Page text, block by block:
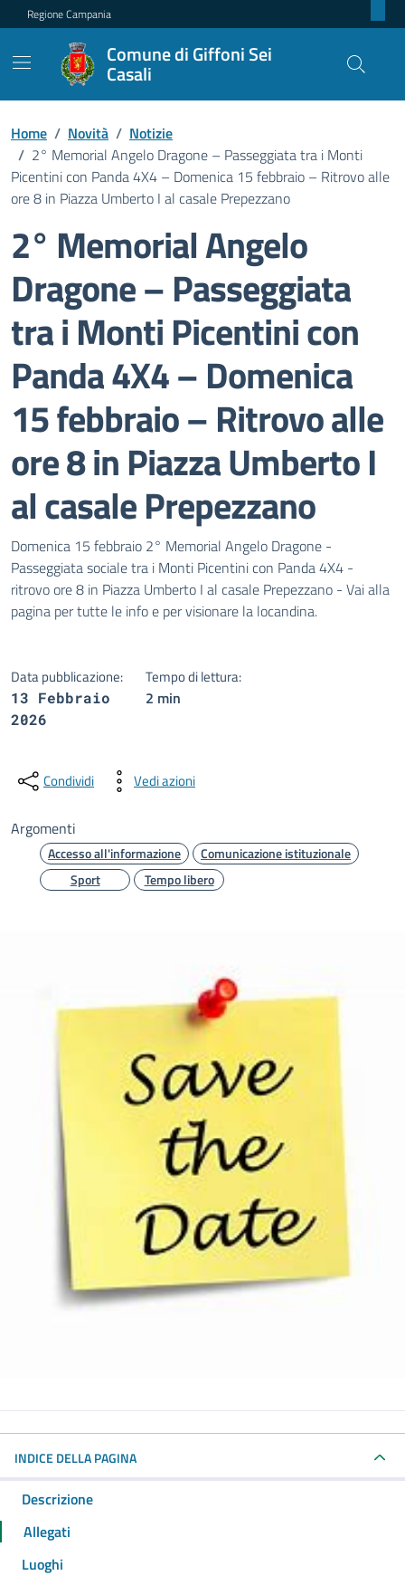
Regione Campania
Comune di Giffoni Sei
Casali
Home / Novità / Notizie
/ 2° Memorial Angelo Dragone – Passeggiata tra i Monti
Picentini con Panda 4X4 – Domenica 15 febbraio – Ritrovo alle
ore 8 in Piazza Umberto I al casale Prepezzano
2° Memorial Angelo
Dragone – Passeggiata
tra i Monti Picentini con
Panda 4X4 – Domenica
15 febbraio – Ritrovo alle
ore 8 in Piazza Umberto I
al casale Prepezzano
Dettagli della notizia
Domenica 15 febbraio 2° Memorial Angelo Dragone -
Passeggiata sociale tra i Monti Picentini con Panda 4X4 -
ritrovo ore 8 in Piazza Umberto I al casale Prepezzano - Vai alla
pagina per tutte le info e per visionare la locandina.
Data pubblicazione:
13 Febbraio
2026
Tempo di lettura:
2 min
Condividi Vedi azioni
Argomenti
Accesso all'informazione
Comunicazione istituzionale
Sport
Tempo libero
INDICE DELLA PAGINA
Descrizione
Allegati
Luoghi